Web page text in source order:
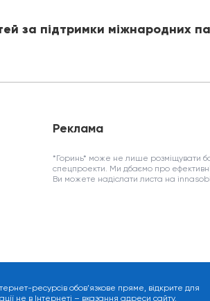
за підтримки міжнародних
Реклама
*Горинь* може не лише розміщувати
спецпроекти. Ми дбаємо про
Ви можете надіслати листа на
ресурсів обов’язкове пряме, відкрите для
не в Інтернеті – вказання адреси сайту.